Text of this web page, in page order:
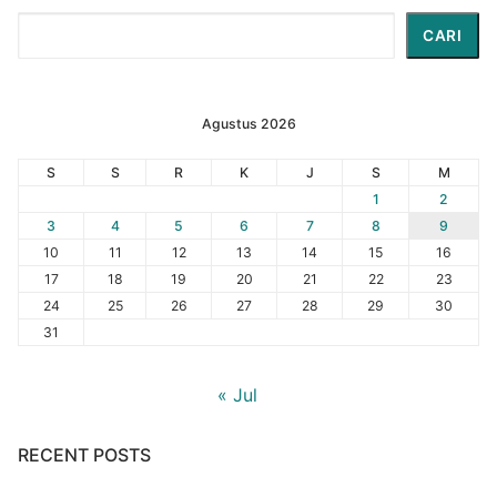
CARI
Agustus 2026
S S R K J S
M
1
2
3
4 5 6 7 8
9
10
11 12 13 14 15
16
17
18 19 20 21 22
23
24
25 26 27 28 29
30
31
« Jul
RECENT POSTS